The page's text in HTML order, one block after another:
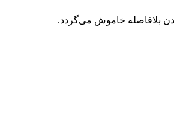
بلافاصله خاموش می‌گردد.